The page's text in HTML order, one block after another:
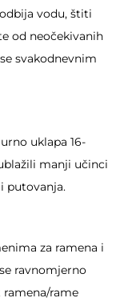
vodu, štiti
od neočekivanih
svakodnevnim
uklapa 16-
manji učinci
putovanja.
za ramena i
ravnomjerno
ramena/rame